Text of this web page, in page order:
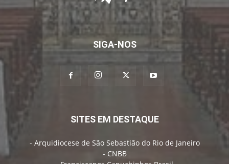
SIGA-NOS
SITES EM DESTAQUE
- Arquidiocese de São Sebastião do Rio de Janeiro
- CNBB